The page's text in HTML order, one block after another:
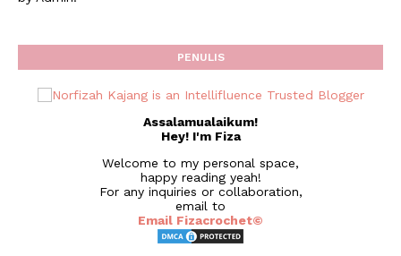
PENULIS
Assalamualaikum!
Hey! I'm Fiza
Welcome to my personal space,
happy reading yeah!
For any inquiries or collaboration,
email to
Email Fizacrochet©